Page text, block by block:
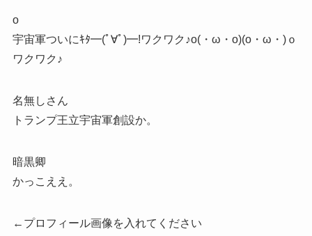
o
宇宙軍ついにｷﾀ━(ﾟ∀ﾟ)━!ワクワク♪o(・ω・o)(o・ω・)ｏ
ワクワク♪
名無しさん
トランプ王立宇宙軍創設か。
暗黒卿
かっこええ。
←プロフィール画像を入れてください